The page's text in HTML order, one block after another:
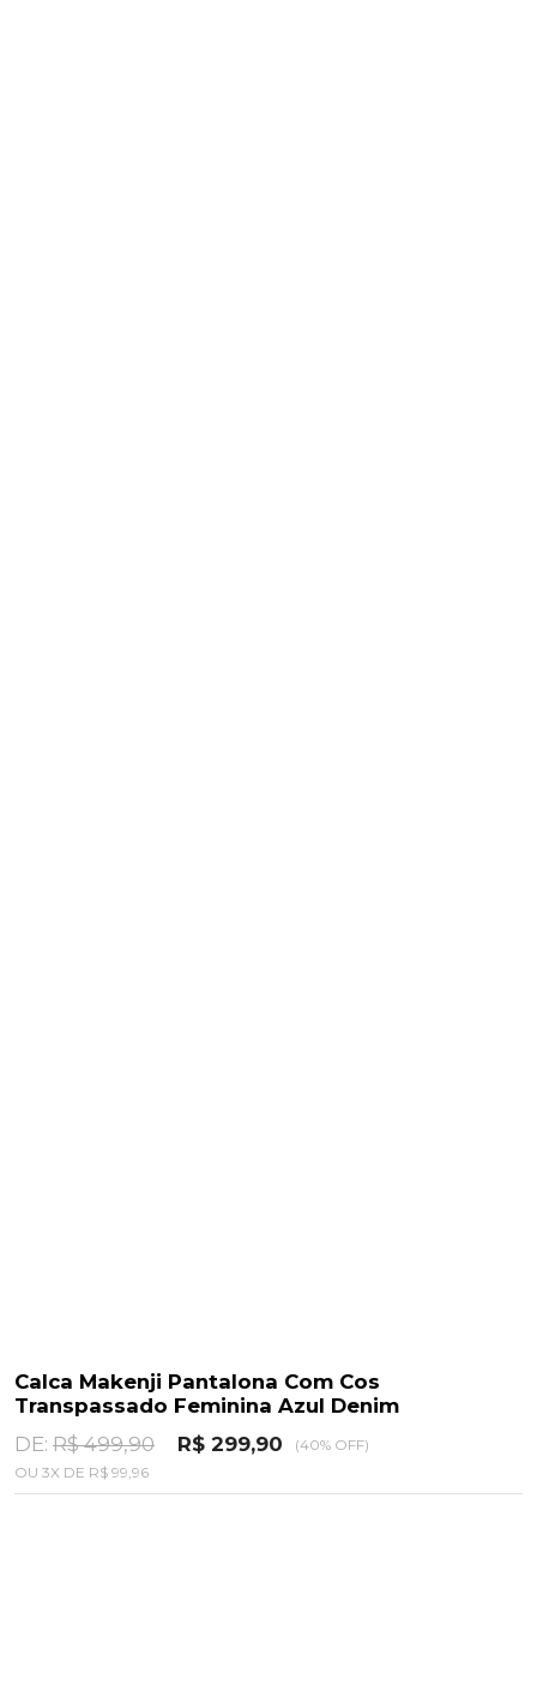
Calca Makenji Pantalona Com Cos
Transpassado Feminina Azul Denim
DE: R$ 499,90 R$ 299,90
(40% OFF)
OU 3X DE R$ 99,96